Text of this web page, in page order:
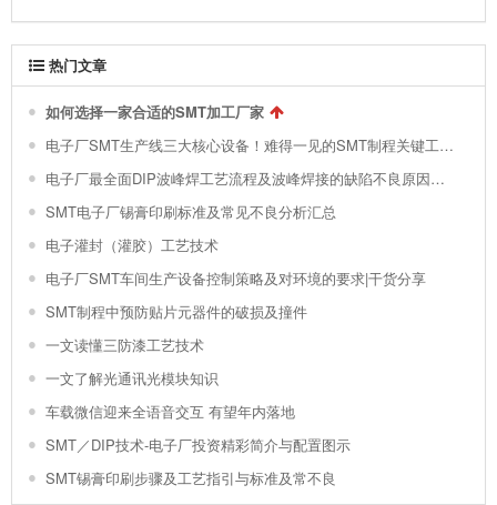
热门文章
如何选择一家合适的SMT加工厂家
电子厂SMT生产线三大核心设备！难得一见的SMT制程关键工艺视频！
电子厂最全面DIP波峰焊工艺流程及波峰焊接的缺陷不良原因分析 !
SMT电子厂锡膏印刷标准及常见不良分析汇总
电子灌封（灌胶）工艺技术
电子厂SMT车间生产设备控制策略及对环境的要求|干货分享
SMT制程中预防贴片元器件的破损及撞件
一文读懂三防漆工艺技术
一文了解光通讯光模块知识
车载微信迎来全语音交互 有望年内落地
SMT／DIP技术-电子厂投资精彩简介与配置图示
SMT锡膏印刷步骤及工艺指引与标准及常不良